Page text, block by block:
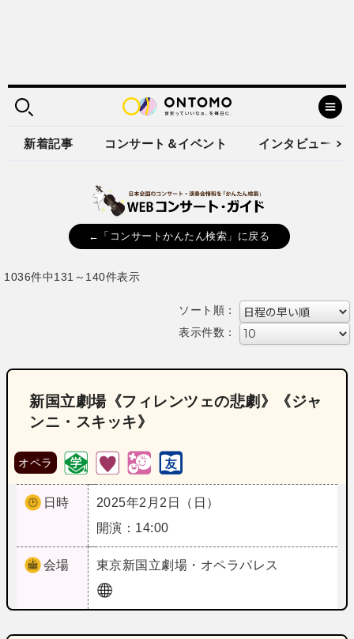
新着記事 コンサート＆イベント インタビュー
←「コンサートかんたん検索」に戻る
1036件中131～140件表示
ソート順：
表示件数：
新国立劇場《フィレンツェの悲劇》《ジャ
ンニ・スキッキ》
オペラ
日時
2025年2月2日（日）
開演：14:00
会場 東京新国立劇場・オペラパレス